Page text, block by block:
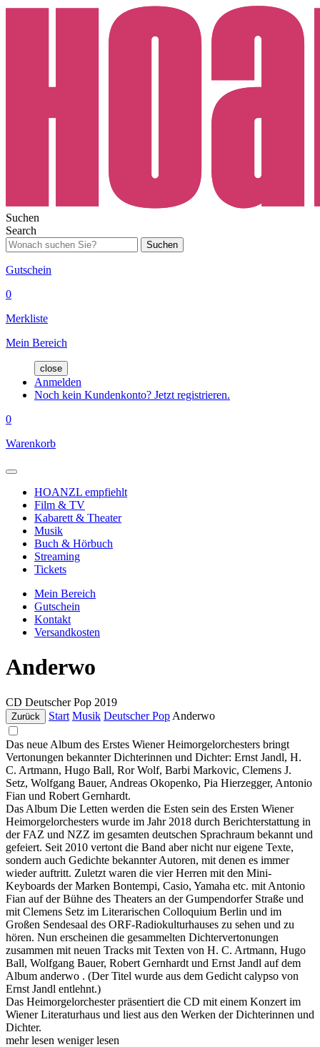
Suchen
Search
Suchen
Gutschein
0
Merkliste
Mein Bereich
close
Anmelden
Noch kein Kundenkonto? Jetzt registrieren.
0
Warenkorb
HOANZL empfiehlt
Film & TV
Kabarett & Theater
Musik
Buch & Hörbuch
Streaming
Tickets
Mein Bereich
Gutschein
Kontakt
Versandkosten
Anderwo
CD Deutscher Pop 2019
Zurück Start Musik Deutscher Pop Anderwo
Das neue Album des Erstes Wiener Heimorgelorchesters bringt
Vertonungen bekannter Dichterinnen und Dichter: Ernst Jandl, H.
C. Artmann, Hugo Ball, Ror Wolf, Barbi Markovic, Clemens J.
Setz, Wolfgang Bauer, Andreas Okopenko, Pia Hierzegger, Antonio
Fian und Robert Gernhardt.
Das Album Die Letten werden die Esten sein des Ersten Wiener
Heimorgelorchesters wurde im Jahr 2018 durch Berichterstattung in
der FAZ und NZZ im gesamten deutschen Sprachraum bekannt und
gefeiert. Seit 2010 vertont die Band aber nicht nur eigene Texte,
sondern auch Gedichte bekannter Autoren, mit denen es immer
wieder auftritt. Zuletzt waren die vier Herren mit den Mini-
Keyboards der Marken Bontempi, Casio, Yamaha etc. mit Antonio
Fian auf der Bühne des Theaters an der Gumpendorfer Straße und
mit Clemens Setz im Literarischen Colloquium Berlin und im
Großen Sendesaal des ORF-Radiokulturhauses zu sehen und zu
hören. Nun erscheinen die gesammelten Dichtervertonungen
zusammen mit neuen Tracks mit Texten von H. C. Artmann, Hugo
Ball, Wolfgang Bauer, Robert Gernhardt und Ernst Jandl auf dem
Album anderwo . (Der Titel wurde aus dem Gedicht calypso von
Ernst Jandl entlehnt.)
Das Heimorgelorchester präsentiert die CD mit einem Konzert im
Wiener Literaturhaus und liest aus den Werken der Dichterinnen und
Dichter.
mehr lesen weniger lesen